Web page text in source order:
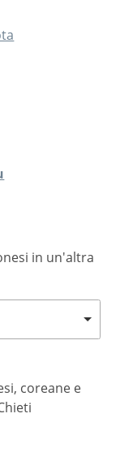
in un'altra
coreane e